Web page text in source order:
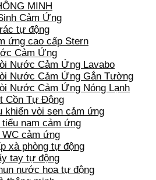
MINH
Cảm Ứng
tự động
ứng cao cấp Stern
Cảm Ứng
Nước Cảm Ứng Lavabo
Nước Cảm Ứng Gắn Tường
Nước Cảm Ứng Nóng Lạnh
Cồn Tự Động
khiển vòi sen cảm ứng
tiểu nam cảm ứng
WC cảm ứng
xà phòng tự động
tay tự động
nước hoa tự động